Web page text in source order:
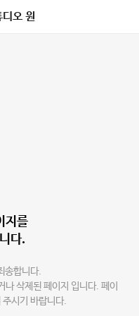
오 원
지를
다.
송합니다.
삭제된 페이지 입니다. 페이
시기 바랍니다.